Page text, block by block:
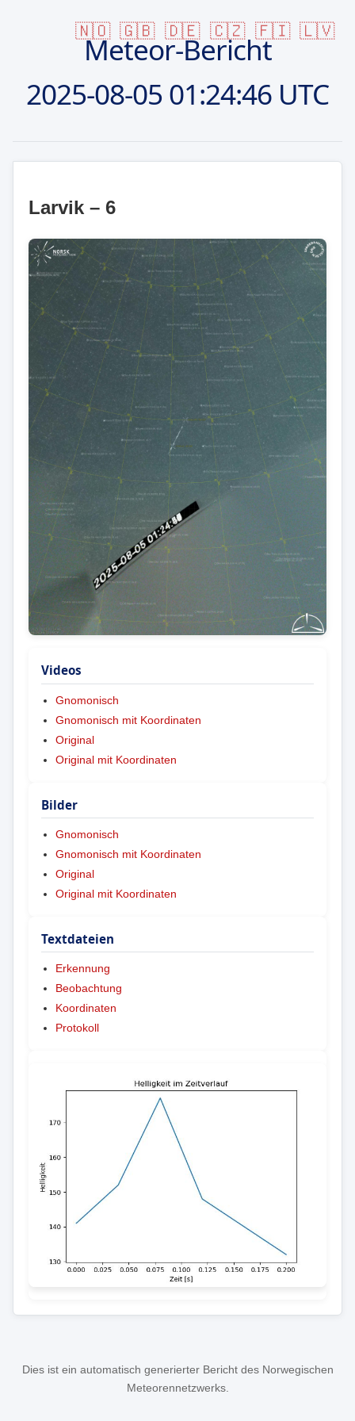
🇳🇴 🇬🇧 🇩🇪 🇨🇿 🇫🇮 🇱🇻
Meteor-Bericht
2025-08-05 01:24:46 UTC
Larvik – 6
Videos
Gnomonisch
Gnomonisch mit Koordinaten
Original
Original mit Koordinaten
Bilder
Gnomonisch
Gnomonisch mit Koordinaten
Original
Original mit Koordinaten
Textdateien
Erkennung
Beobachtung
Koordinaten
Protokoll
Dies ist ein automatisch generierter Bericht des Norwegischen
Meteorennetzwerks.